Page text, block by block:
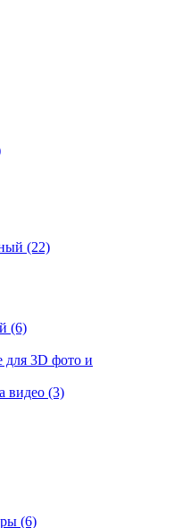
(22)
(6)
3D фото и
видео (3)
(6)